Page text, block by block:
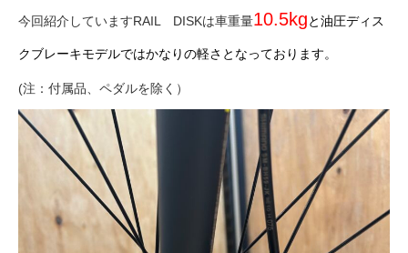
お問い合わせ
会社概要
個人情報保護
今回紹介していますRAIL DISKは車重量10.5kgと油圧ディス
クブレーキモデルではかなりの軽さとなっております。
(注：付属品、ペダルを除く）